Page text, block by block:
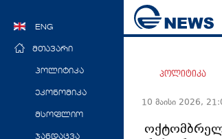
ENG
მთავარი
პოლიტიკა
ეკონომიკა
მსოფლიო
ჯანდაცვა
პოლიტიკა
10 მაისი 2026,